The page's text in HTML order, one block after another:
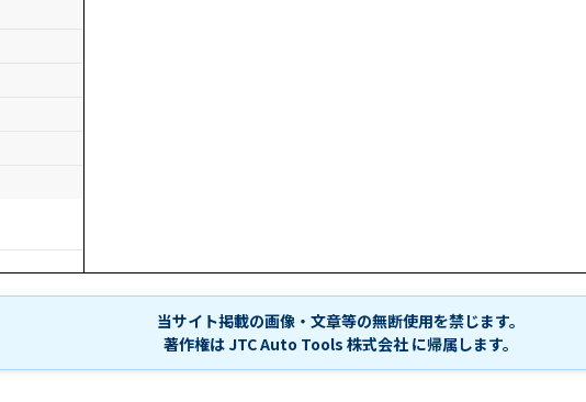
当サイト掲載の画像・文章等の無断使用を禁じます。
著作権は JTC Auto Tools 株式会社 に帰属します。